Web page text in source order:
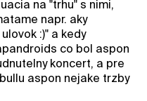
na "trhu" s nimi,
napr. aky
:)" a kedy
co bol aspon
koncert, a pre
aspon nejake trzby